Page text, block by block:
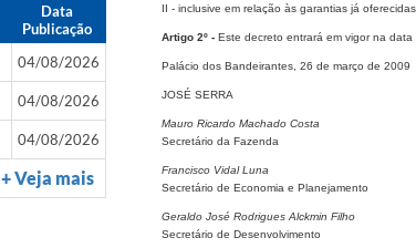
Data
Publicação
04/08/2026
04/08/2026
04/08/2026
+ Veja mais
II - inclusive em relação às garantias já
Artigo 2º -Este decreto entrará em vigor na data
Palácio dos Bandeirantes, 26 de março de 2009
JOSÉ SERRA
Mauro Ricardo Machado Costa
Secretário da Fazenda
Francisco Vidal Luna
Secretário de Economia e Planejamento
Geraldo José Rodrigues Alckmin Filho
Secretário de Desenvolvimento